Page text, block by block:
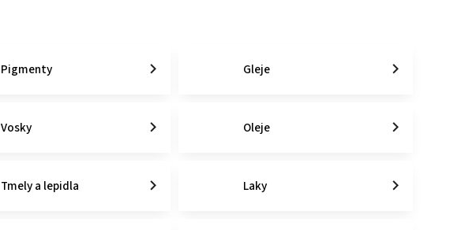
Pigmenty Gleje
Vosky Oleje
Tmely a lepidla Laky